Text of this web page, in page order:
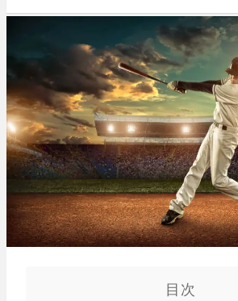
目次